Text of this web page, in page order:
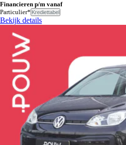
Financieren p/m vanaf
Particulier* Krediettabel
Bekijk details